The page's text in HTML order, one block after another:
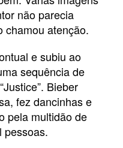
não parecia
chamou atenção.
e subiu ao
sequência de
Bieber
fez dancinhas e
pela multidão de
pessoas.